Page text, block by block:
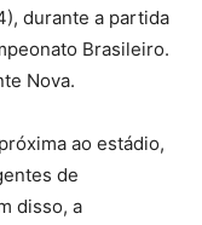
durante a partida
Brasileiro.
Nova.
ao estádio,
de
disso, a